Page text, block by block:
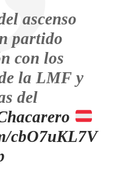
ascenso
partido
con los
la LMF y
del
cbO7uKL7V